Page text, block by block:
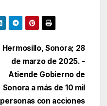
Hermosillo, Sonora; 28
de marzo de 2025. -
Atiende Gobierno de
Sonora a más de 10 mil
personas con acciones